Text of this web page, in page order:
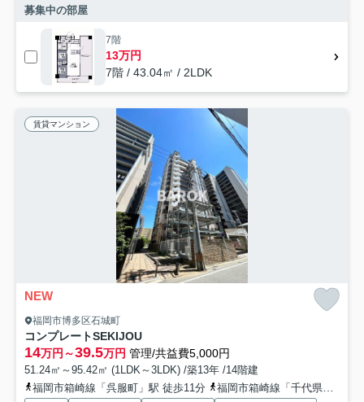
募集中の部屋
7階
13万円
7階 / 43.04㎡ / 2LDK
賃貸マンション
NEW
福岡市博多区石城町
コンプレートSEKIJOU
14万円～39.5万円 管理/共益費5,000円
51.24㎡～95.42㎡ (1LDK～3LDK) /築13年 /14階建
福岡市箱崎線「呉服町」駅 徒歩11分
福岡市箱崎線「千代県庁口」駅 徒歩14分